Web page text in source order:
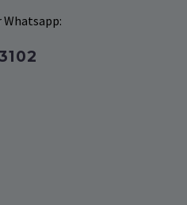
Whatsapp: